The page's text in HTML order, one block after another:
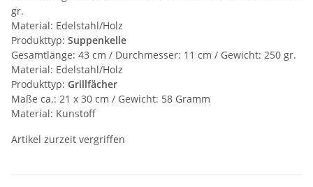
gr.
Material: Edelstahl/Holz
Produkttyp: Suppenkelle
Gesamtlänge: 43 cm / Durchmesser: 11 cm / Gewicht: 250 gr.
Material: Edelstahl/Holz
Produkttyp: Grillfächer
Maße ca.: 21 x 30 cm / Gewicht: 58 Gramm
Material: Kunstoff
Artikel zurzeit vergriffen